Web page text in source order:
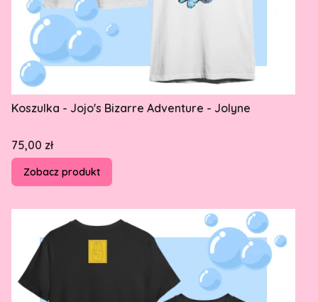
Koszulka - Jojo's Bizarre Adventure - Jolyne
Cena
75,00 zł
Zobacz produkt